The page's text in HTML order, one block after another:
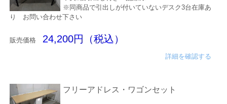
※同商品で引出しが付いていないデスク3台在庫あ
り お問い合わせ下さい
販売価格 24,200円（税込）
詳細を確認する
フリーアドレス・ワゴンセット